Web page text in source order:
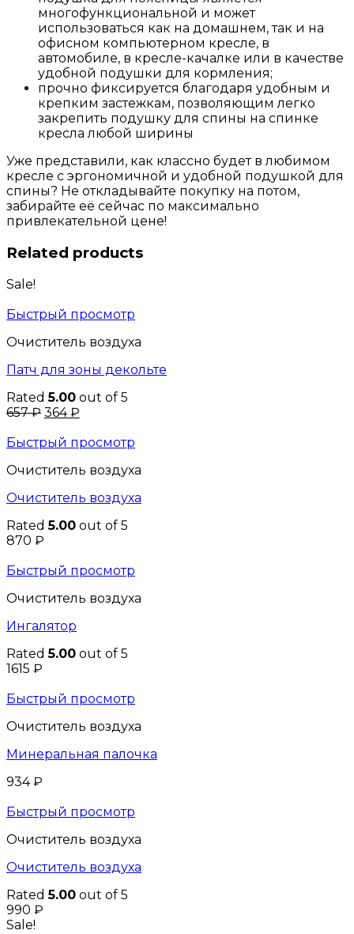
многофункциональной и может
использоваться как на домашнем, так и на
офисном компьютерном кресле, в
автомобиле, в кресле-качалке или в качестве
удобной подушки для кормления;
прочно фиксируется благодаря удобным и
крепким застежкам, позволяющим легко
закрепить подушку для спины на спинке
кресла любой ширины
Уже представили, как классно будет в любимом
кресле с эргономичной и удобной подушкой для
спины? Не откладывайте покупку на потом,
забирайте её сейчас по максимально
привлекательной цене!
Related products
Sale!
Быстрый просмотр
Очиститель воздуха
Патч для зоны декольте
Rated5.00 out of 5
657₽ 364₽
Быстрый просмотр
Очиститель воздуха
Очиститель воздуха
Rated5.00 out of 5
870 ₽
Быстрый просмотр
Очиститель воздуха
Ингалятор
Rated5.00 out of 5
1615 ₽
Быстрый просмотр
Очиститель воздуха
Минеральная палочка
934₽
Быстрый просмотр
Очиститель воздуха
Очиститель воздуха
Rated5.00 out of 5
990 ₽
Sale!